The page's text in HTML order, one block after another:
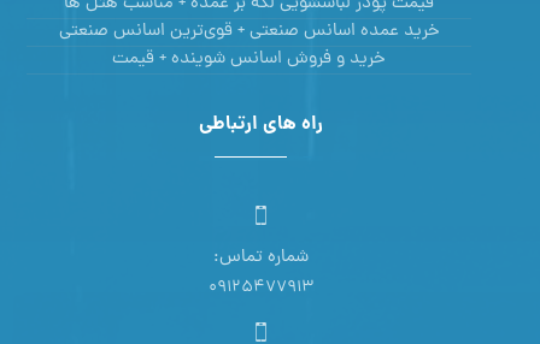
خرید عمده اسانس صنعتی + قوی‌ترین اسانس‌ صنعتی
خرید و فروش اسانس شوینده + قیمت
راه های ارتباطی
شماره تماس:
09125477913